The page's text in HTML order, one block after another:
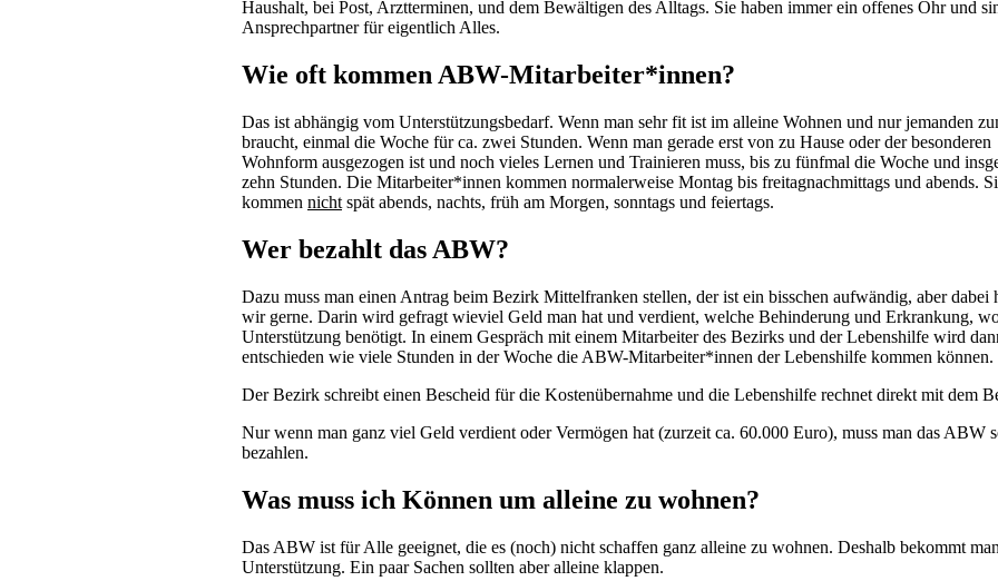
Haushalt, bei Post, Arztterminen, und dem Bewältigen des Alltags. Sie haben immer ein offenes Ohr und
Ansprechpartner für eigentlich Alles.
Wie oft kommen ABW-Mitarbeiter*innen?
Das ist abhängig vom Unterstützungsbedarf. Wenn man sehr fit ist im alleine Wohnen und nur jemanden
braucht, einmal die Woche für ca. zwei Stunden. Wenn man gerade erst von zu Hause oder der besonderen
Wohnform ausgezogen ist und noch vieles Lernen und Trainieren muss, bis zu fünfmal die Woche und
zehn Stunden. Die Mitarbeiter*innen kommen normalerweise Montag bis freitagnachmittags und abends.
kommen nicht spät abends, nachts, früh am Morgen, sonntags und feiertags.
Wer bezahlt das ABW?
Dazu muss man einen Antrag beim Bezirk Mittelfranken stellen, der ist ein bisschen aufwändig, aber dabei
wir gerne. Darin wird gefragt wieviel Geld man hat und verdient, welche Behinderung und Erkrankung,
Unterstützung benötigt. In einem Gespräch mit einem Mitarbeiter des Bezirks und der Lebenshilfe wird
entschieden wie viele Stunden in der Woche die ABW-Mitarbeiter*innen der Lebenshilfe kommen können.
Der Bezirk schreibt einen Bescheid für die Kostenübernahme und die Lebenshilfe rechnet direkt mit dem
Nur wenn man ganz viel Geld verdient oder Vermögen hat (zurzeit ca. 60.000 Euro), muss man das ABW
bezahlen.
Was muss ich Können um alleine zu wohnen?
Das ABW ist für Alle geeignet, die es (noch) nicht schaffen ganz alleine zu wohnen. Deshalb bekommt
Unterstützung. Ein paar Sachen sollten aber alleine klappen.